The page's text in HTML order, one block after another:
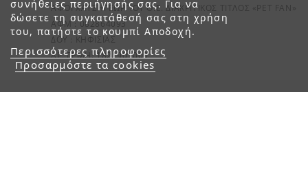
συνήθειες περιήγησής σας. Για να
δώσετε τη συγκατάθεσή σας στη χρήση
του, πατήστε το κουμπί Αποδοχή.
Περισσότερες πληροφορίες
Προσαρμόστε τα cookies
ΑΦΟΙ ΧΑΤΖΗΓΕΩΡΓΙΟΥ Ο.Ε. ΔΙΑΚΡΙΤΙΚΟΣ ΤΙΤΛΟΣ «PET FAN»
ΑΦΜ : 082864093
ΔΟΥ : ΚΗΦΙΣΙΑΣ
ΑΡ. ΓΕΜΗ: 1821901000